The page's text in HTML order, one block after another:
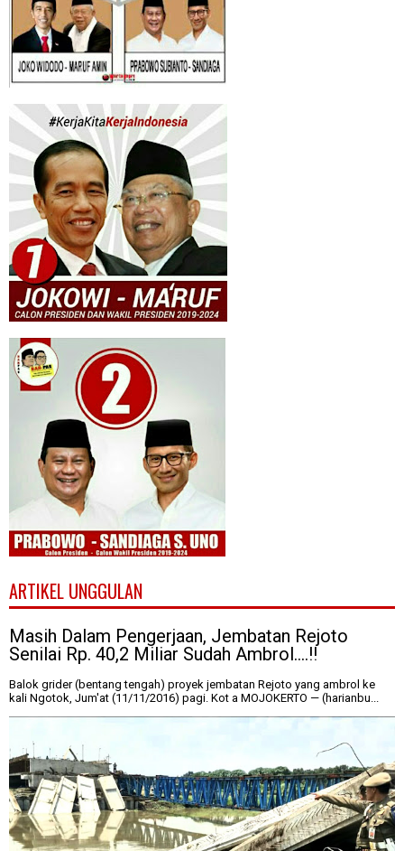
ARTIKEL UNGGULAN
Masih Dalam Pengerjaan, Jembatan Rejoto
Senilai Rp. 40,2 Miliar Sudah Ambrol....!!
Balok grider (bentang tengah) proyek jembatan Rejoto yang ambrol ke
kali Ngotok, Jum'at (11/11/2016) pagi. Kot a MOJOKERTO — (harianbu...